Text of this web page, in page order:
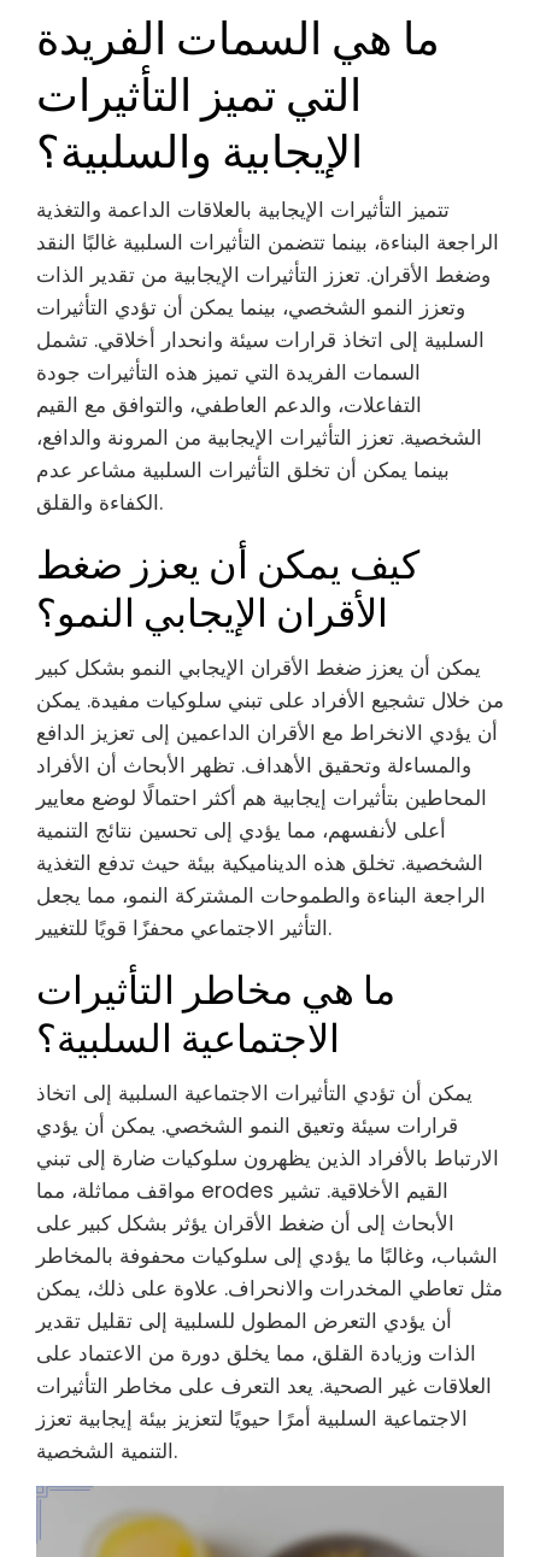
ما هي السمات الفريدة
التي تميز التأثيرات
الإيجابية والسلبية؟
تتميز التأثيرات الإيجابية بالعلاقات الداعمة والتغذية
الراجعة البناءة، بينما تتضمن التأثيرات السلبية غالبًا النقد
وضغط الأقران. تعزز التأثيرات الإيجابية من تقدير الذات
وتعزز النمو الشخصي، بينما يمكن أن تؤدي التأثيرات
السلبية إلى اتخاذ قرارات سيئة وانحدار أخلاقي. تشمل
السمات الفريدة التي تميز هذه التأثيرات جودة
التفاعلات، والدعم العاطفي، والتوافق مع القيم
الشخصية. تعزز التأثيرات الإيجابية من المرونة والدافع،
بينما يمكن أن تخلق التأثيرات السلبية مشاعر عدم
الكفاءة والقلق.
كيف يمكن أن يعزز ضغط
الأقران الإيجابي النمو؟
يمكن أن يعزز ضغط الأقران الإيجابي النمو بشكل كبير
من خلال تشجيع الأفراد على تبني سلوكيات مفيدة. يمكن
أن يؤدي الانخراط مع الأقران الداعمين إلى تعزيز الدافع
والمساءلة وتحقيق الأهداف. تظهر الأبحاث أن الأفراد
المحاطين بتأثيرات إيجابية هم أكثر احتمالًا لوضع معايير
أعلى لأنفسهم، مما يؤدي إلى تحسين نتائج التنمية
الشخصية. تخلق هذه الديناميكية بيئة حيث تدفع التغذية
الراجعة البناءة والطموحات المشتركة النمو، مما يجعل
التأثير الاجتماعي محفزًا قويًا للتغيير.
ما هي مخاطر التأثيرات
الاجتماعية السلبية؟
يمكن أن تؤدي التأثيرات الاجتماعية السلبية إلى اتخاذ
قرارات سيئة وتعيق النمو الشخصي. يمكن أن يؤدي
الارتباط بالأفراد الذين يظهرون سلوكيات ضارة إلى تبني
مواقف مماثلة، مما erodes القيم الأخلاقية. تشير
الأبحاث إلى أن ضغط الأقران يؤثر بشكل كبير على
الشباب، وغالبًا ما يؤدي إلى سلوكيات محفوفة بالمخاطر
مثل تعاطي المخدرات والانحراف. علاوة على ذلك، يمكن
أن يؤدي التعرض المطول للسلبية إلى تقليل تقدير
الذات وزيادة القلق، مما يخلق دورة من الاعتماد على
العلاقات غير الصحية. يعد التعرف على مخاطر التأثيرات
الاجتماعية السلبية أمرًا حيويًا لتعزيز بيئة إيجابية تعزز
التنمية الشخصية.